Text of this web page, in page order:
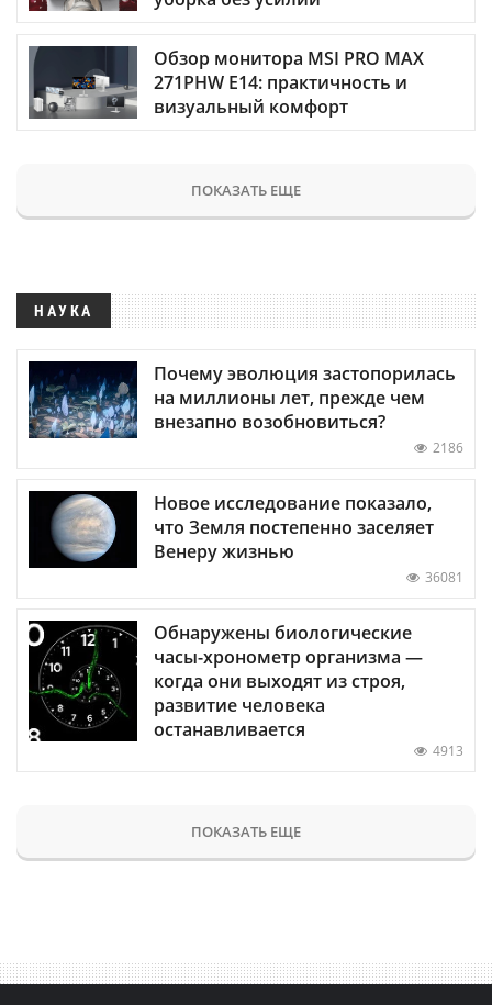
Обзор монитора MSI PRO MAX
271PHW E14: практичность и
визуальный комфорт
ПОКАЗАТЬ ЕЩЕ
НАУКА
Почему эволюция застопорилась
на миллионы лет, прежде чем
внезапно возобновиться?
2186
Новое исследование показало,
что Земля постепенно заселяет
Венеру жизнью
36081
Обнаружены биологические
часы-хронометр организма —
когда они выходят из строя,
развитие человека
останавливается
4913
ПОКАЗАТЬ ЕЩЕ